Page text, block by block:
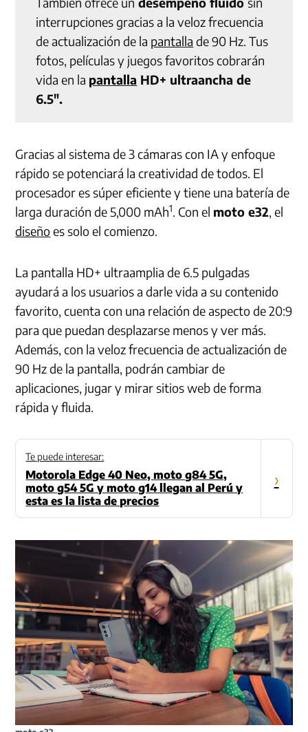
interrupciones gracias a la veloz frecuencia
de actualización de la pantalla de 90 Hz. Tus
fotos, películas y juegos favoritos cobrarán
vida en la pantalla HD+ ultraancha de
6.5″.
Gracias al sistema de 3 cámaras con IA y enfoque
rápido se potenciará la creatividad de todos. El
procesador es súper eficiente y tiene una batería de
larga duración de 5,000 mAh1. Con el moto e32, el
diseñoes solo el comienzo.
La pantalla HD+ ultraamplia de 6.5 pulgadas
ayudará a los usuarios a darle vida a su contenido
favorito, cuenta con una relación de aspecto de 20:9
para que puedan desplazarse menos y ver más.
Además, con la veloz frecuencia de actualización de
90 Hz de la pantalla, podrán cambiar de
aplicaciones, jugar y mirar sitios web de forma
rápida y fluida.
Te puede interesar:
Motorola Edge 40 Neo, moto g84 5G,
moto g54 5G y moto g14 llegan al Perú y
esta es la lista de precios
›